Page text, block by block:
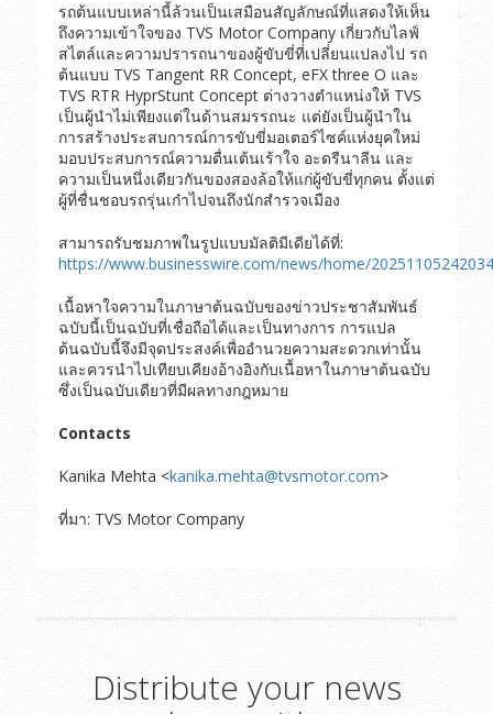
รถต้นแบบเหล่านี้ล้วนเป็นเสมือนสัญลักษณ์ที่แสดงให้เห็น
ถึงความเข้าใจของ TVS Motor Company เกี่ยวกับไลฟ์
สไตล์และความปรารถนาของผู้ขับขี่ที่เปลี่ยนแปลงไป รถ
ต้นแบบ TVS Tangent RR Concept, eFX three O และ
TVS RTR HyprStunt Concept ต่างวางตำแหน่งให้ TVS
เป็นผู้นำไม่เพียงแต่ในด้านสมรรถนะ แต่ยังเป็นผู้นำใน
การสร้างประสบการณ์การขับขี่มอเตอร์ไซค์แห่งยุคใหม่
มอบประสบการณ์ความตื่นเต้นเร้าใจ อะดรีนาลีน และ
ความเป็นหนึ่งเดียวกันของสองล้อให้แก่ผู้ขับขี่ทุกคน ตั้งแต่
ผู้ที่ชื่นชอบรถรุ่นเก๋าไปจนถึงนักสำรวจเมือง
สามารถรับชมภาพในรูปแบบมัลติมีเดียได้ที่:
https://www.businesswire.com/news/home/
เนื้อหาใจความในภาษาต้นฉบับของข่าวประชาสัมพันธ์
ฉบับนี้เป็นฉบับที่เชื่อถือได้และเป็นทางการ การแปล
ต้นฉบับนี้จึงมีจุดประสงค์เพื่ออำนวยความสะดวกเท่านั้น
และควรนำไปเทียบเคียงอ้างอิงกับเนื้อหาในภาษาต้นฉบับ
ซึ่งเป็นฉบับเดียวที่มีผลทางกฎหมาย
Contacts
Kanika Mehta <kanika.mehta@tvsmotor.com>
ที่มา: TVS Motor Company
Distribute your news